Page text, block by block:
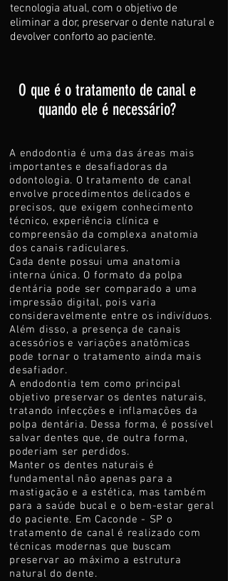
tecnologia atual, com o objetivo de
eliminar a dor, preservar o dente natural e
devolver conforto ao paciente.
O que é o tratamento de canal e
quando ele é necessário?
A endodontia é uma das áreas mais
importantes e desafiadoras da
odontologia. O tratamento de canal
envolve procedimentos delicados e
precisos, que exigem conhecimento
técnico, experiência clínica e
compreensão da complexa anatomia
dos canais radiculares.
Cada dente possui uma anatomia
interna única. O formato da polpa
dentária pode ser comparado a uma
impressão digital, pois varia
consideravelmente entre os indivíduos.
Além disso, a presença de canais
acessórios e variações anatômicas
pode tornar o tratamento ainda mais
desafiador.
A endodontia tem como principal
objetivo preservar os dentes naturais,
tratando infecções e inflamações da
polpa dentária. Dessa forma, é possível
salvar dentes que, de outra forma,
poderiam ser perdidos.
Manter os dentes naturais é
fundamental não apenas para a
mastigação e a estética, mas também
para a saúde bucal e o bem-estar geral
do paciente. Em Caconde - SP o
tratamento de canal é realizado com
técnicas modernas que buscam
preservar ao máximo a estrutura
natural do dente.